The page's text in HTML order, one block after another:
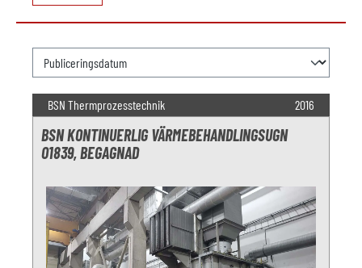
BSN Thermprozesstechnik 2016
BSN KONTINUERLIG VÄRMEBEHANDLINGSUGN
O1839, BEGAGNAD